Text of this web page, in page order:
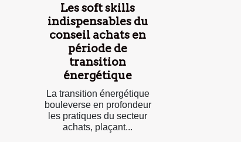
Les soft skills
indispensables du
conseil achats en
période de
transition
énergétique
La transition énergétique
bouleverse en profondeur
les pratiques du secteur
achats, plaçant...